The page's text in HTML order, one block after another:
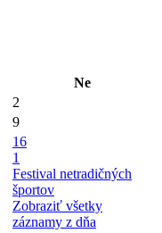
Ne
2
9
16
1
Festival netradičných
športov
Zobraziť všetky
záznamy z dňa